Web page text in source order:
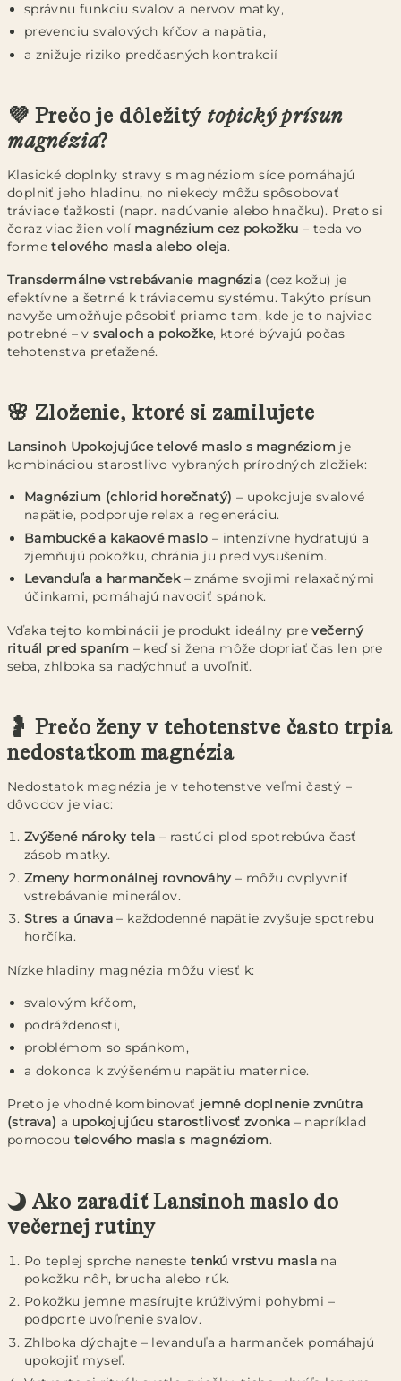
správnu funkciu svalov a nervov matky,
prevenciu svalových kŕčov a napätia,
a znižuje riziko predčasných kontrakcií
💜 Prečo je dôležitý topický prísun
magnézia?
Klasické doplnky stravy s magnéziom síce pomáhajú
doplniť jeho hladinu, no niekedy môžu spôsobovať
tráviace ťažkosti (napr. nadúvanie alebo hnačku). Preto si
čoraz viac žien volí magnézium cez pokožku – teda vo
formetelového masla alebo oleja.
Transdermálne vstrebávanie magnézia (cez kožu) je
efektívne a šetrné k tráviacemu systému. Takýto prísun
navyše umožňuje pôsobiť priamo tam, kde je to najviac
potrebné – vsvaloch a pokožke, ktoré bývajú počas
tehotenstva preťažené.
🌸 Zloženie, ktoré si zamilujete
Lansinoh Upokojujúce telové maslo s magnéziom je
kombináciou starostlivo vybraných prírodných zložiek:
Magnézium (chlorid horečnatý) – upokojuje svalové
napätie, podporuje relax a regeneráciu.
Bambucké a kakaové maslo – intenzívne hydratujú a
zjemňujú pokožku, chránia ju pred vysušením.
Levanduľa a harmanček– známe svojimi relaxačnými
účinkami, pomáhajú navodiť spánok.
Vďaka tejto kombinácii je produkt ideálny prevečerný
rituál pred spaním – keď si žena môže dopriať čas len pre
seba, zhlboka sa nadýchnuť a uvoľniť.
🤰 Prečo ženy v tehotenstve často trpia
nedostatkom magnézia
Nedostatok magnézia je v tehotenstve veľmi častý –
dôvodov je viac:
Zvýšené nároky tela – rastúci plod spotrebúva časť
zásob matky.
Zmeny hormonálnej rovnováhy – môžu ovplyvniť
vstrebávanie minerálov.
Stres a únava – každodenné napätie zvyšuje spotrebu
horčíka.
Nízke hladiny magnézia môžu viesť k:
svalovým kŕčom,
podráždenosti,
problémom so spánkom,
a dokonca k zvýšenému napätiu maternice.
Preto je vhodné kombinovať jemné doplnenie zvnútra
(strava) a upokojujúcu starostlivosť zvonka – napríklad
pomocoutelového masla s magnéziom.
🌙 Ako zaradiť Lansinoh maslo do
večernej rutiny
Po teplej sprche naneste tenkú vrstvu masla na
pokožku nôh, brucha alebo rúk.
Pokožku jemne masírujte krúživými pohybmi –
podporte uvoľnenie svalov.
Zhlboka dýchajte – levanduľa a harmanček pomáhajú
upokojiť myseľ.